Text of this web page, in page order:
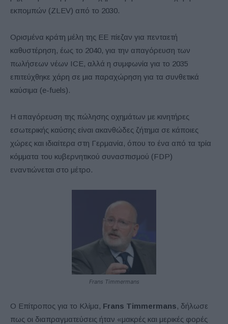
εκπομπών (ZLEV) από το 2030.
Ορισμένα κράτη μέλη της ΕΕ πίεζαν για πενταετή
καθυστέρηση, έως το 2040, για την απαγόρευση των
πωλήσεων νέων ICE, αλλά η συμφωνία για το 2035
επιτεύχθηκε χάρη σε μια παραχώρηση για τα συνθετικά
καύσιμα (e-fuels).
Η απαγόρευση της πώλησης οχημάτων με κινητήρες
εσωτερικής καύσης είναι ακανθώδες ζήτημα σε κάποιες
χώρες και ιδιαίτερα στη Γερμανία, όπου το ένα από τα τρία
κόμματα του κυβερνητικού συνασπισμού (FDP)
εναντιώνεται στο μέτρο.
Frans Timmermans
Ο Επίτροπος για το Κλίμα, Frans Timmermans, δήλωσε
πως οι διαπραγματεύσεις ήταν «μακρές και μερικές φορές